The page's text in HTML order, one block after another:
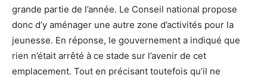
grande partie de l’année. Le Conseil national propose
donc d’y aménager une autre zone d’activités pour la
jeunesse. En réponse, le gouvernement a indiqué que
rien n’était arrêté à ce stade sur l’avenir de cet
emplacement. Tout en précisant toutefois qu’il ne